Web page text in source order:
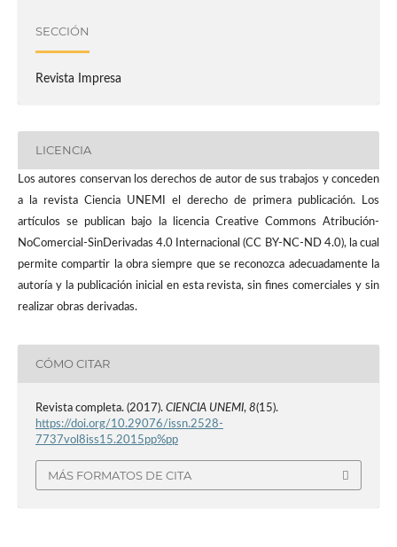
SECCIÓN
Revista Impresa
LICENCIA
Los autores conservan los derechos de autor de sus trabajos y conceden
a la revista Ciencia UNEMI el derecho de primera publicación. Los
artículos se publican bajo la licencia Creative Commons Atribución-
NoComercial-SinDerivadas 4.0 Internacional (CC BY-NC-ND 4.0), la cual
permite compartir la obra siempre que se reconozca adecuadamente la
autoría y la publicación inicial en esta revista, sin fines comerciales y sin
realizar obras derivadas.
CÓMO CITAR
Revista completa. (2017). CIENCIA UNEMI, 8(15).
https://doi.org/10.29076/issn.2528-
7737vol8iss15.2015pp%pp
MÁS FORMATOS DE CITA